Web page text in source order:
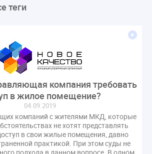
Строительная неделя
МКД
капремонт Вебинар
Обсуждение
Пени за ЖКУ
РФ
ОСС
Правила
ГОСТ
Мероприятия
Правительство РФ
теги
компания требовать
в жилое помещение?
04.09.2019
компаний с жителями МКД, которые
не хотят представлять
в свои жилые помещения, давно
практикой. При этом суды не